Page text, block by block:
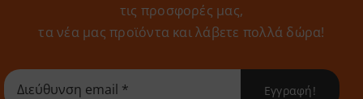
τις προσφορές μας,
τα νέα μας προϊόντα και λάβετε πολλά δώρα!
Εγγραφή!